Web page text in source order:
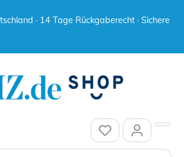
· 14 Tage Rückgaberecht · Sichere